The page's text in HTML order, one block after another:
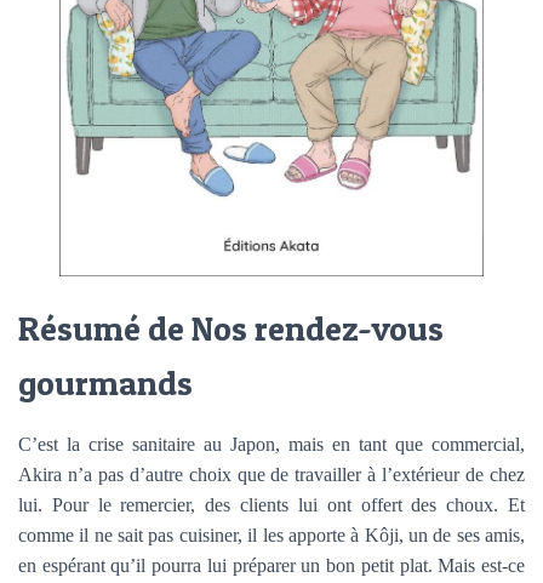
Résumé de Nos rendez-vous
gourmands
C’est la crise sanitaire au Japon, mais en tant que commercial,
Akira n’a pas d’autre choix que de travailler à l’extérieur de chez
lui. Pour le remercier, des clients lui ont offert des choux. Et
comme il ne sait pas cuisiner, il les apporte à Kôji, un de ses amis,
en espérant qu’il pourra lui préparer un bon petit plat. Mais est-ce